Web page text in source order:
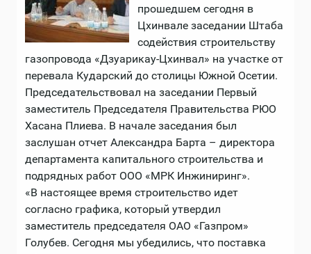
прошедшем сегодня в
Цхинвале заседании Штаба
содействия строительству
газопровода «Дзуарикау-Цхинвал» на участке от
перевала Кударский до столицы Южной Осетии.
Председательствовал на заседании Первый
заместитель Председателя Правительства РЮО
Хасана Плиева. В начале заседания был
заслушан отчет Александра Барта – директора
департамента капитального строительства и
подрядных работ ООО «МРК Инжиниринг».
«В настоящее время строительство идет
согласно графика, который утвердил
заместитель председателя ОАО «Газпром»
Голубев. Сегодня мы убедились, что поставка